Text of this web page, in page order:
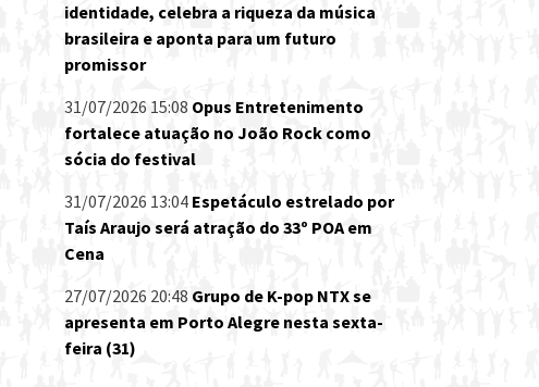
identidade, celebra a riqueza da música
brasileira e aponta para um futuro
promissor
31/07/2026 15:08 Opus Entretenimento
fortalece atuação no João Rock como
sócia do festival
31/07/2026 13:04 Espetáculo estrelado por
Taís Araujo será atração do 33º POA em
Cena
27/07/2026 20:48 Grupo de K-pop NTX se
apresenta em Porto Alegre nesta sexta-
feira (31)